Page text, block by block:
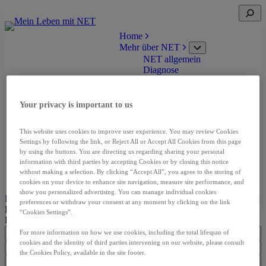
Inhalt
springen
Suche
öffnen
Home
Mehr über NET
Untermenü
öffnen
NET allgemein
Diagnose
Patient*innenberichte
öffnen
NET-Zentrum &
Selbsthilfegruppe finden
Informationsmaterial und
aktuelle Buchtipps
Ihr Therapiebegleiter
Häufig gestellte Fragen (FAQ)
Lesen und hören Sie Antworten auf häufige Fragen, die
Patient*innen über neuroendokrine Tumoren (NET) gestellt haben.
Was sind neuroendokrine Tumoren (NET)?
Antwort 1
Antwort 2
Neuroendokrine Tumore oder
Wo im Körper treten NET auf?
Your privacy is important to us
This website uses cookies to improve user experience. You may review Cookies
Settings by following the link, or Reject All or Accept All Cookies from this page
by using the buttons. You are directing us regarding sharing your personal
information with third parties by accepting Cookies or by closing this notice
without making a selection. By clicking “Accept All”, you agree to the storing of
cookies on your device to enhance site navigation, measure site performance, and
show you personalized advertising. You can manage individual cookies
preferences or withdraw your consent at any moment by clicking on the link
“Cookies Settings”.
For more information on how we use cookies, including the total lifespan of
cookies and the identity of third parties intervening on our website, please consult
the Cookies Policy, available in the site footer.